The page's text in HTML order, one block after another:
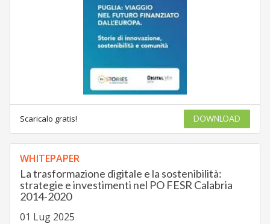
Scaricalo gratis! DOWNLOAD
WHITEPAPER
La trasformazione digitale e la sostenibilità:
strategie e investimenti nel PO FESR Calabria
2014-2020
01 Lug 2025